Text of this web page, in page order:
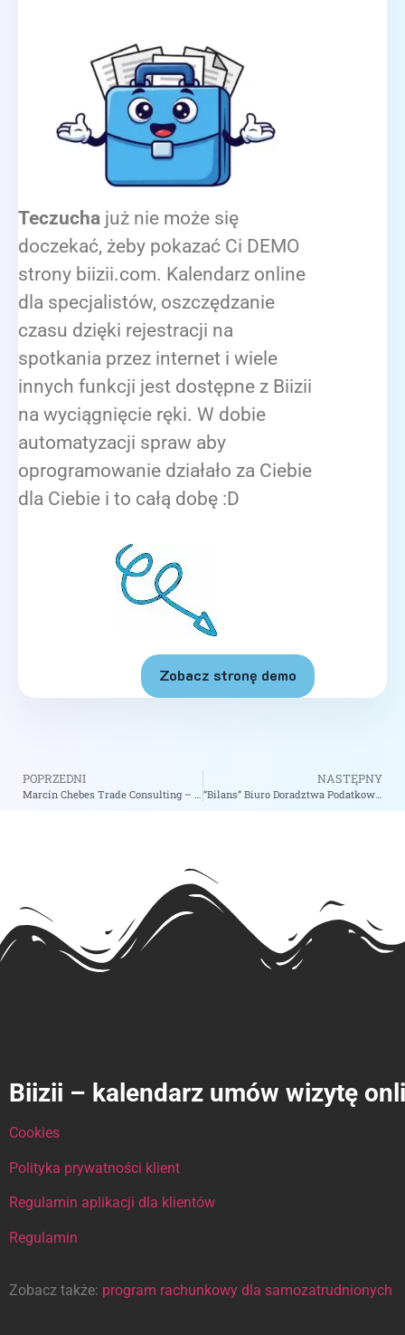
Teczucha już nie może się
doczekać, żeby pokazać Ci DEMO
strony biizii.com. Kalendarz online
dla specjalistów, oszczędzanie
czasu dzięki rejestracji na
spotkania przez internet i wiele
innych funkcji jest dostępne z Biizii
na wyciągnięcie ręki. W dobie
automatyzacji spraw aby
oprogramowanie działało za Ciebie
dla Ciebie i to całą dobę :D
Zobacz stronę demo
POPRZEDNI
Marcin Chebes Trade Consulting – zobacz na biizii.com
NASTĘPNY
“Bilans” Biuro Doradztwa Podatkowego Zygmunt Tabisz – zobacz na biizii.com
Biizii – kalendarz umów wizytę
Cookies
Polityka prywatności klient
Regulamin aplikacji dla klientów
Regulamin
Zobacz także: program rachunkowy dla samozatrudnionych